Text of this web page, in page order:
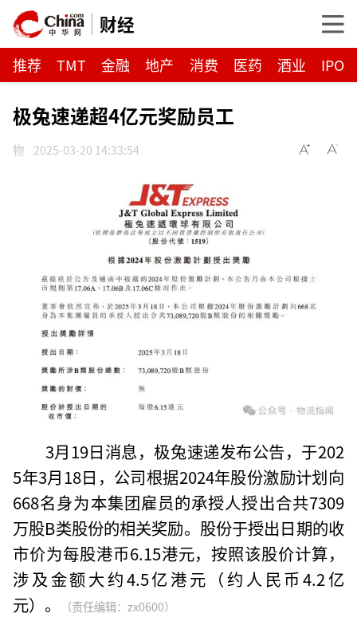
财经
推荐 TMT 金融 地产 消费 医药 酒业 IPO
极兔速递超4亿元奖励员工
物 2025-03-20 14:33:54
3月19日消息，极兔速递发布公告，于202
5年3月18日，公司根据2024年股份激励计划向
668名身为本集团雇员的承授人授出合共7309
万股B类股份的相关奖励。股份于授出日期的收
市价为每股港币6.15港元，按照该股价计算，
涉及金额大约4.5亿港元（约人民币4.2亿
元）。
（责任编辑：zx0600）